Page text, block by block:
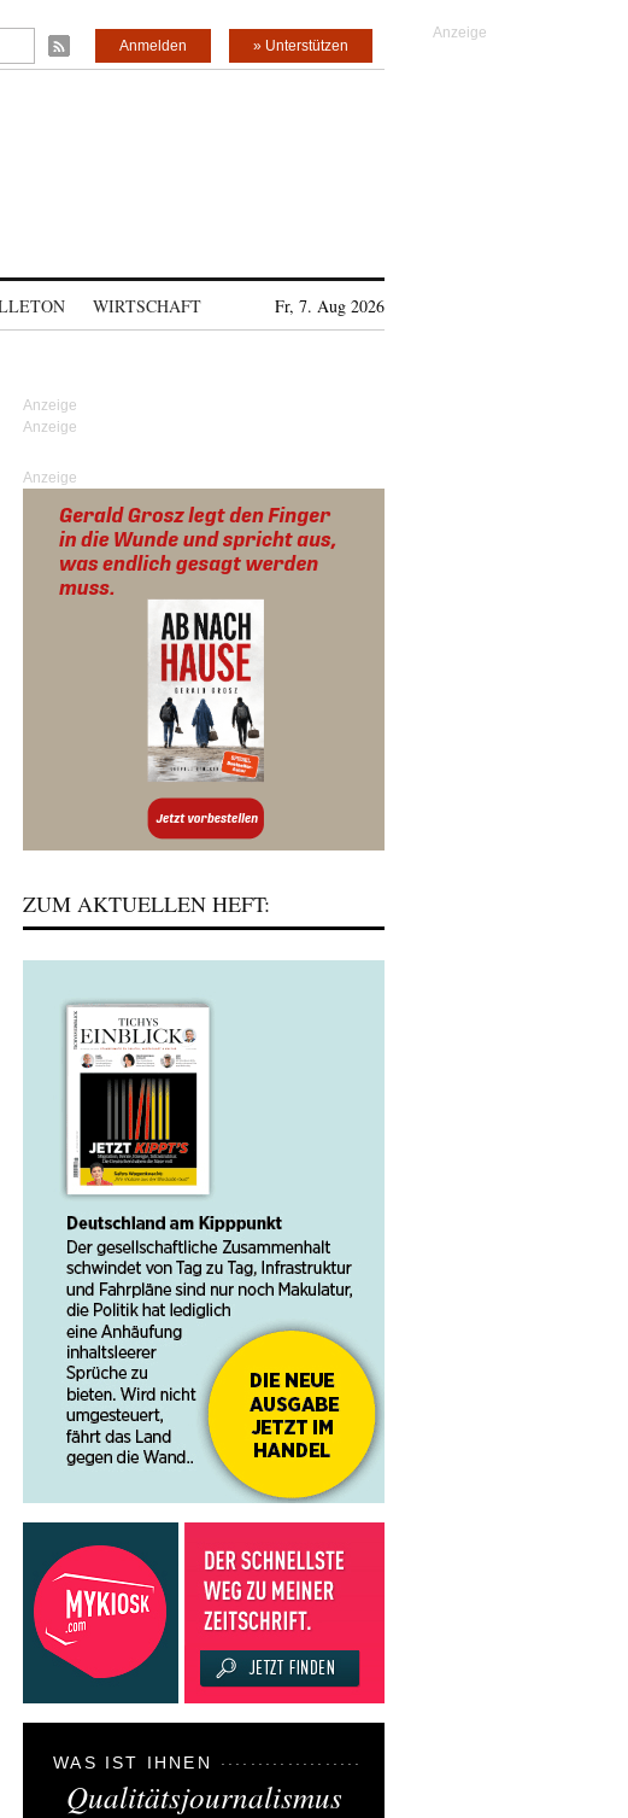
» Unterstützen
Anmelden
WIRTSCHAFT Fr, 7. Aug 2026
Anzeige
ZUM AKTUELLEN HEFT:
WAS IST IHNEN
Qualitätsjournalismus